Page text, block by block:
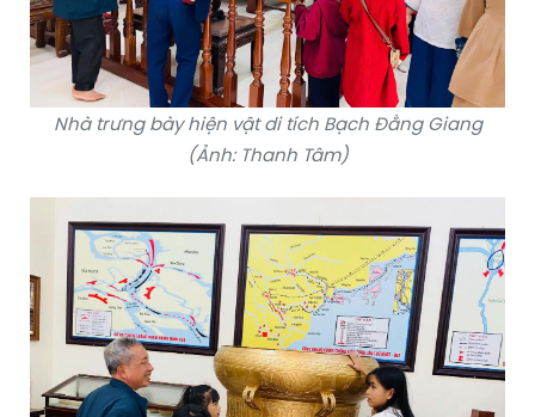
Nhà trưng bày hiện vật di tích Bạch Đằng Giang
(Ảnh: Thanh Tâm)